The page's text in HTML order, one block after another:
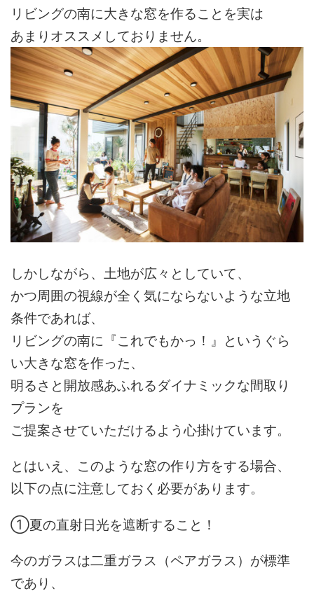
リビングの南に大きな窓を作ることを実は
あまりオススメしておりません。
しかしながら、土地が広々としていて、
かつ周囲の視線が全く気にならないような立地
条件であれば、
リビングの南に『これでもかっ！』というぐら
い大きな窓を作った、
明るさと開放感あふれるダイナミックな間取り
プランを
ご提案させていただけるよう心掛けています。
とはいえ、このような窓の作り方をする場合、
以下の点に注意しておく必要があります。
①夏の直射日光を遮断すること！
今のガラスは二重ガラス（ペアガラス）が標準
であり、